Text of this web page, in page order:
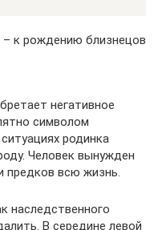
к рождению близнецов
негативное
символом
родинка
Человек вынужден
предков всю жизнь.
наследственного
В середине левой